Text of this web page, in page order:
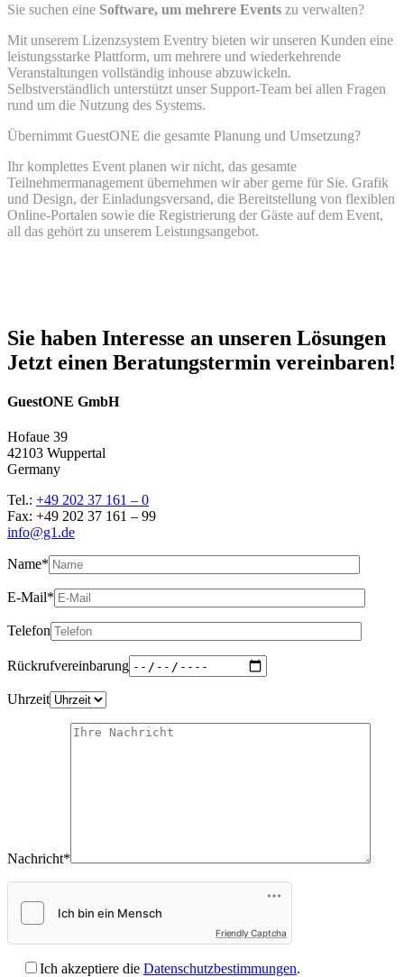
Sie suchen eine Software, um mehrere Events zu verwalten?
Mit unserem Lizenzsystem Eventry bieten wir unseren Kunden eine
leistungsstarke Plattform, um mehrere und wiederkehrende
Veranstaltungen vollständig inhouse abzuwickeln.
Selbstverständlich unterstützt unser Support-Team bei allen Fragen
rund um die Nutzung des Systems.
Übernimmt GuestONE die gesamte Planung und Umsetzung?
Ihr komplettes Event planen wir nicht, das gesamte
Teilnehmermanagement übernehmen wir aber gerne für Sie. Grafik
und Design, der Einladungsversand, die Bereitstellung von flexiblen
Online-Portalen sowie die Registrierung der Gäste auf dem Event,
all das gehört zu unserem Leistungsangebot.
Sie haben Interesse an unseren Lösungen
Jetzt einen Beratungstermin vereinbaren!
GuestONE GmbH
Hofaue 39
42103 Wuppertal
Germany
Tel.: +49 202 37 161 – 0
Fax: +49 202 37 161 – 99
info@g1.de
Name*
E-Mail*
Telefon
Rückrufvereinbarung
Uhrzeit
Nachricht*
Friendly Captcha
Ich akzeptiere die Datenschutzbestimmungen.